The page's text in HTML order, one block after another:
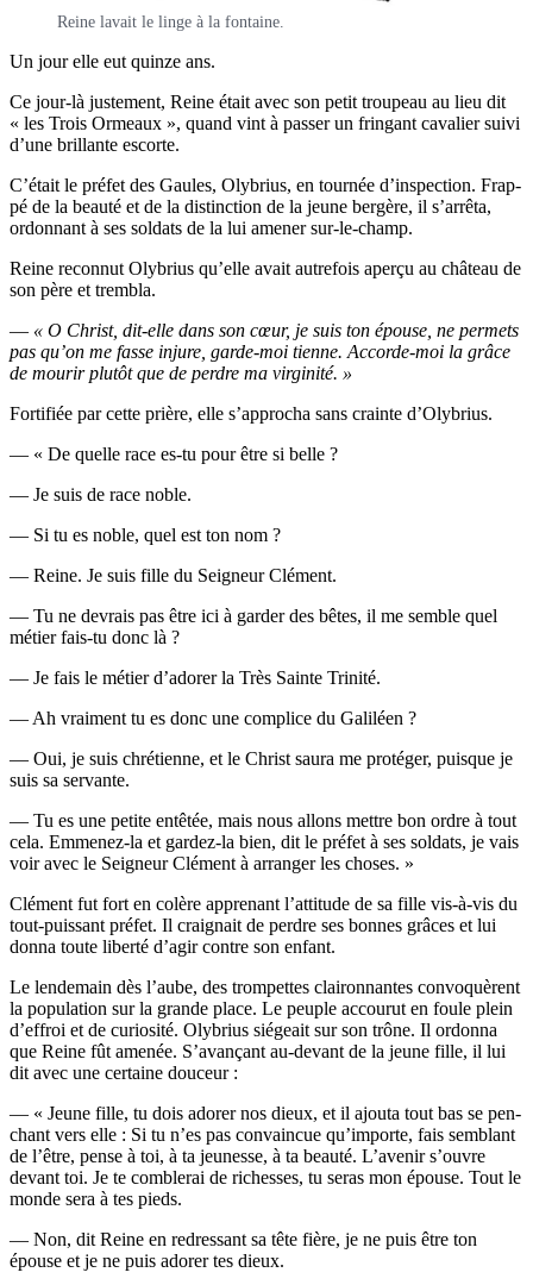
Reine lavait le linge à la fontaine.
Un jour elle eut quinze ans.
Ce jour-là jus­te­ment, Reine était avec son petit trou­peau au lieu dit
« les Trois Ormeaux », quand vint à pas­ser un frin­gant cava­lier sui­vi
d’une brillante escorte.
C’é­tait le pré­fet des Gaules, Oly­brius, en tour­née d’ins­pec­tion. Frap­
pé de la beau­té et de la dis­tinc­tion de la jeune ber­gère, il s’ar­rê­ta,
ordon­nant à ses sol­dats de la lui ame­ner sur-le-champ.
Reine recon­nut Oly­brius qu’elle avait autre­fois aper­çu au châ­teau de
son père et trembla.
— « O Christ, dit-elle dans son cœur, je suis ton épouse, ne per­mets
pas qu’on me fasse injure, garde-moi tienne. Accorde-moi la grâce
de mou­rir plu­tôt que de perdre ma virginité. »
For­ti­fiée par cette prière, elle s’ap­pro­cha sans crainte d’Olybrius.
— « De quelle race es-tu pour être si belle ?
— Je suis de race noble.
— Si tu es noble, quel est ton nom ?
— Reine. Je suis fille du Sei­gneur Clément.
— Tu ne devrais pas être ici à gar­der des bêtes, il me semble quel
métier fais-tu donc là ?
— Je fais le métier d’a­do­rer la Très Sainte Trinité.
— Ah vrai­ment tu es donc une com­plice du Galiléen ?
— Oui, je suis chré­tienne, et le Christ sau­ra me pro­té­ger, puisque je
suis sa servante.
— Tu es une petite entê­tée, mais nous allons mettre bon ordre à tout
cela. Emme­nez-la et gar­dez-la bien, dit le pré­fet à ses sol­dats, je vais
voir avec le Sei­gneur Clé­ment à arran­ger les choses. »
Clé­ment fut fort en colère appre­nant l’at­ti­tude de sa fille vis-à-vis du
tout-puis­sant pré­fet. Il crai­gnait de perdre ses bonnes grâces et lui
don­na toute liber­té d’a­gir contre son enfant.
Le len­de­main dès l’aube, des trom­pettes clai­ron­nantes convo­quèrent
la popu­la­tion sur la grande place. Le peuple accou­rut en foule plein
d’ef­froi et de curio­si­té. Oly­brius sié­geait sur son trône. Il ordon­na
que Reine fût ame­née. S’a­van­çant au-devant de la jeune fille, il lui
dit avec une cer­taine douceur :
— « Jeune fille, tu dois ado­rer nos dieux, et il ajou­ta tout bas se pen­
chant vers elle : Si tu n’es pas convain­cue qu’im­porte, fais sem­blant
de l’être, pense à toi, à ta jeu­nesse, à ta beau­té. L’a­ve­nir s’ouvre
devant toi. Je te com­ble­rai de richesses, tu seras mon épouse. Tout le
monde sera à tes pieds.
— Non, dit Reine en redres­sant sa tête fière, je ne puis être ton
épouse et je ne puis ado­rer tes dieux.